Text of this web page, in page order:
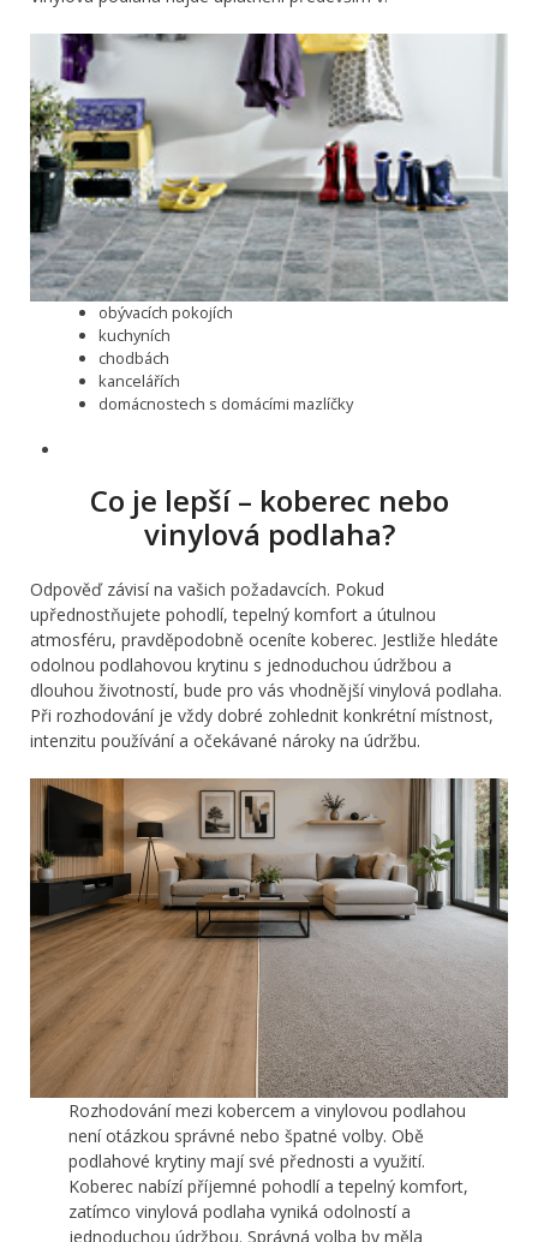
obývacích pokojích
kuchyních
chodbách
kancelářích
domácnostech s domácími mazlíčky
Co je lepší – koberec nebo
vinylová podlaha?
Odpověď závisí na vašich požadavcích. Pokud
upřednostňujete pohodlí, tepelný komfort a útulnou
atmosféru, pravděpodobně oceníte koberec. Jestliže hledáte
odolnou podlahovou krytinu s jednoduchou údržbou a
dlouhou životností, bude pro vás vhodnější vinylová podlaha.
Při rozhodování je vždy dobré zohlednit konkrétní místnost,
intenzitu používání a očekávané nároky na údržbu.
Rozhodování mezi kobercem a vinylovou podlahou
není otázkou správné nebo špatné volby. Obě
podlahové krytiny mají své přednosti a využití.
Koberec nabízí příjemné pohodlí a tepelný komfort,
zatímco vinylová podlaha vyniká odolností a
jednoduchou údržbou. Správná volba by měla